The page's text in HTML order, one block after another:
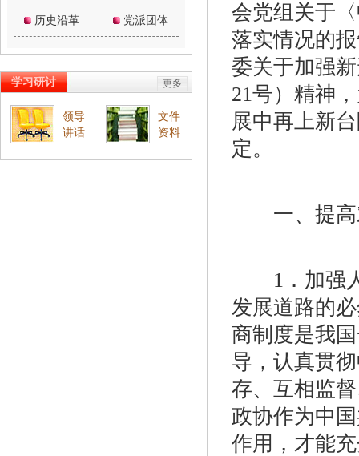
会党组关于
落实情况的
委关于加强
21号）精神
展中再上新
定。
一、提高
1．加强人
发展道路的
商制度是我
导，认真贯
存、互相监
政协作为中
作用，才能